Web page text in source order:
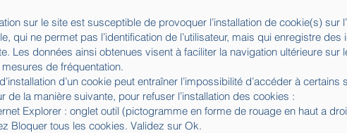
sur le site est susceptible de provoquer l’installation de cookie(s) sur
qui ne permet pas l’identification de l’utilisateur, mais qui enregistre
Les données ainsi obtenues visent à faciliter la navigation ultérieure
de fréquentation.
d’un cookie peut entraîner l’impossibilité d’accéder à
de la manière suivante, pour refuser l’installation des cookies :
Explorer : onglet outil (pictogramme en forme de rouage en haut a
Bloquer tous les cookies. Validez sur Ok.